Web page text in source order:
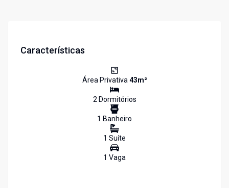
Características
Área Privativa43m²
2Dormitórios
1 Banheiro
1 Suíte
1 Vaga